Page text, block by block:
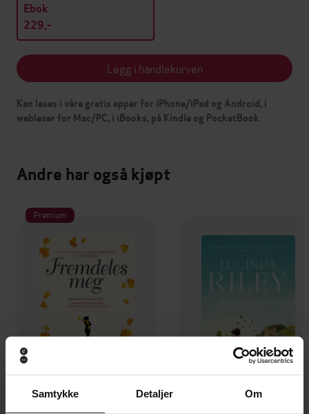
Samtykke Detaljer Om
Ebok
229,-
Legg i handlekurven
Kan leses i våre gratis apper for iPhone/iPad og Android, i
webleser for Mac/PC, i iBooks, på Kindle og PocketBook
Andre har også kjøpt
Premium